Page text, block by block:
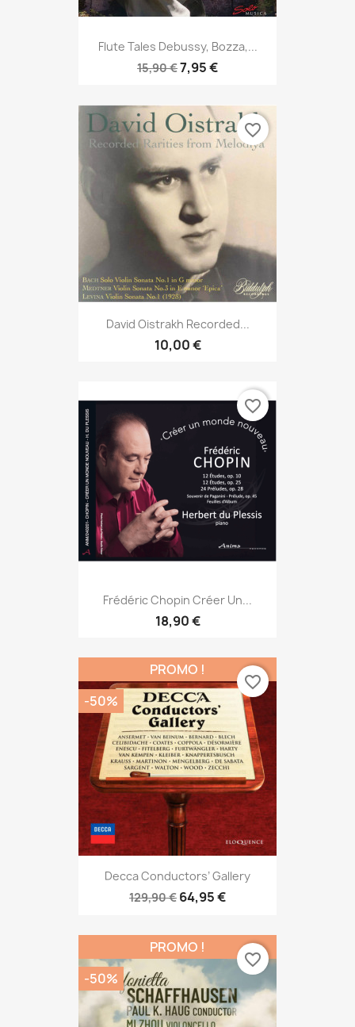
Flute Tales Debussy, Bozza,...
15,90 €7,95 €
David Oistrakh Recorded...
10,00 €
favorite_border
Frédéric Chopin Créer Un...
18,90 €
favorite_border
Decca Conductors’ Gallery
129,90 € 64,95 €
PROMO !
-50%
favorite_border
PROMO !
-50%
favorite_border